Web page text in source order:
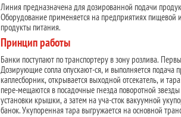
Линия предназначена для дозированной подачи
Оборудование применяется на предприятиях
продукты питания.
Принцип работы
Банки поступают по транспортеру в зону розлива.
Дозирующие сопла опускают-ся, и выполняется подача
каплесборник, открывается выходной отсекатель, и
пере-мещаются в посадочные гнезда поворотной
установки крышки, а затем на уча-сток вакуумной
банок. Укупоренная тара выгружается на основной